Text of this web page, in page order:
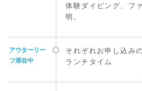
体験ダイビング、フ
明。
アウターリー
フ滞在中
それぞれお申し込み
ランチタイム